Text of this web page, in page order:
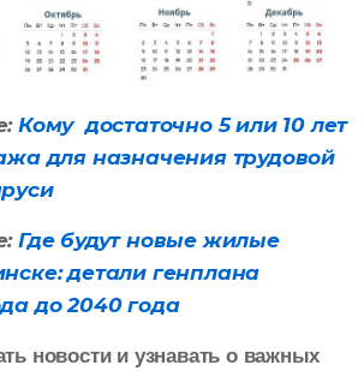
Кому достаточно 5 или 10 лет
для назначения трудовой
Где будут новые жилые
детали генплана
до 2040 года
новости и узнавать о важных